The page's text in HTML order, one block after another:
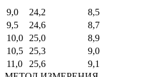
9,0
24,2 8,5
9,5
24,6 8,7
10,0
25,0 8,9
10,5
25,3 9,0
11,0
25,6 9,1